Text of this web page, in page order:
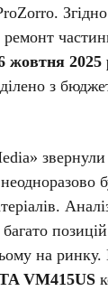
жовтня 2025
з
на
VM415US